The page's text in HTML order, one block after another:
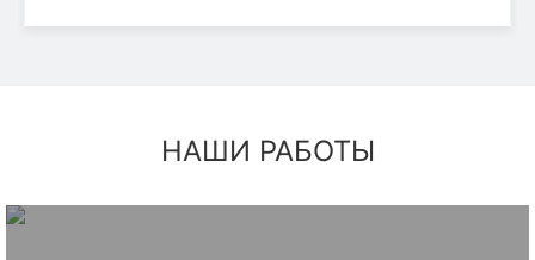
НАШИ РАБОТЫ